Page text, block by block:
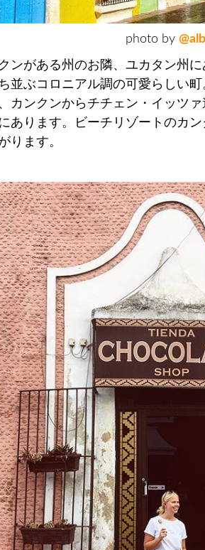
photo by
ンがある州のお隣、ユカタン州
並ぶコロニアル調の可愛らしい
カンクンからチチェン・イッツ
あります。ビーチリゾートのカ
ります。